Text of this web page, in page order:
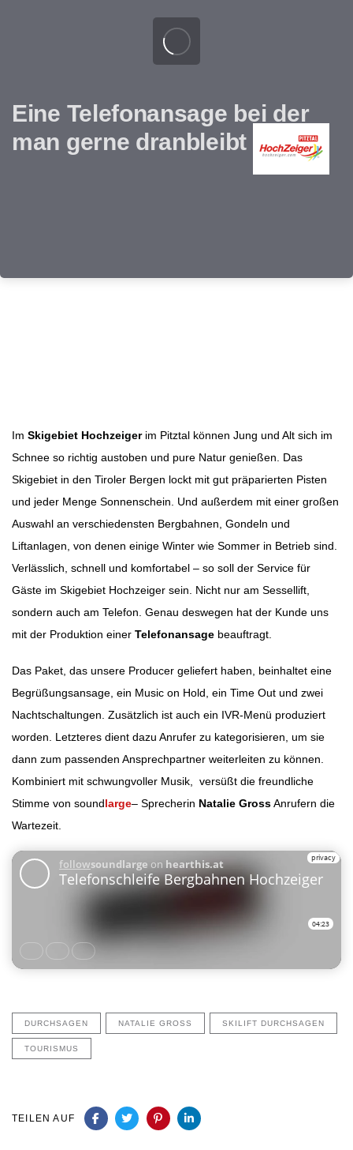
Eine Telefonansage bei der
man gerne dranbleibt
Im Skigebiet Hochzeigerim Pitztal können Jung und Alt sich im
Schnee so richtig austoben und pure Natur genießen. Das
Skigebiet in den Tiroler Bergen lockt mit gut präparierten Pisten
und jeder Menge Sonnenschein. Und außerdem mit einer großen
Auswahl an verschiedensten Bergbahnen, Gondeln und
Liftanlagen, von denen einige Winter wie Sommer in Betrieb sind.
Verlässlich, schnell und komfortabel – so soll der Service für
Gäste im Skigebiet Hochzeiger sein. Nicht nur am Sessellift,
sondern auch am Telefon. Genau deswegen hat der Kunde uns
mit der Produktion einer Telefonansage beauftragt.
Das Paket, das unsere Producer geliefert haben, beinhaltet eine
Begrüßungsansage, ein Music on Hold, ein Time Out und zwei
Nachtschaltungen. Zusätzlich ist auch ein IVR-Menü produziert
worden. Letzteres dient dazu Anrufer zu kategorisieren, um sie
dann zum passenden Ansprechpartner weiterleiten zu können.
Kombiniert mit schwungvoller Musik, versüßt die freundliche
Stimme von soundlarge– Sprecherin Natalie GrossAnrufern die
Wartezeit.
DURCHSAGEN NATALIE GROSS SKILIFT DURCHSAGEN
TOURISMUS
TEILEN AUF